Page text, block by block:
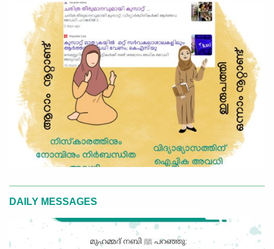
DAILY MESSAGES